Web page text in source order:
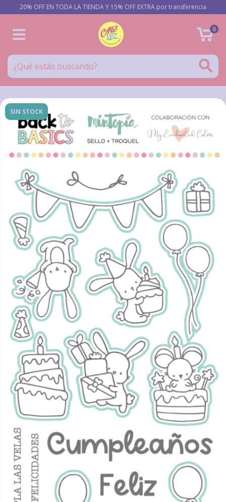
20% OFF EN TODA LA TIENDA Y 15% OFF EXTRA por transferencia
0
SIN STOCK